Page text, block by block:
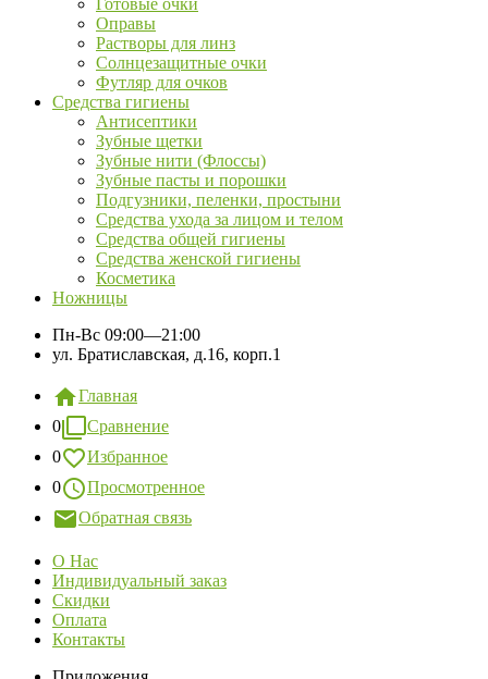
Готовые очки
Оправы
Растворы для линз
Солнцезащитные очки
Футляр для очков
Средства гигиены
Антисептики
Зубные щетки
Зубные нити (Флоссы)
Зубные пасты и порошки
Подгузники, пеленки, простыни
Средства ухода за лицом и телом
Средства общей гигиены
Средства женской гигиены
Косметика
Ножницы
Пн-Вс 09:00—21:00
ул. Братиславская, д.16, корп.1
Главная
0
Сравнение
0
Избранное
0
Просмотренное
Обратная связь
О Нас
Индивидуальный заказ
Скидки
Оплата
Контакты